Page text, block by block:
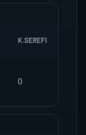
K.SEREFI
0